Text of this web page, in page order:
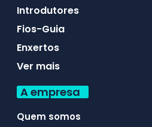
Introdutores
Fios-Guia
Enxertos
Ver mais
A empresa
Quem somos